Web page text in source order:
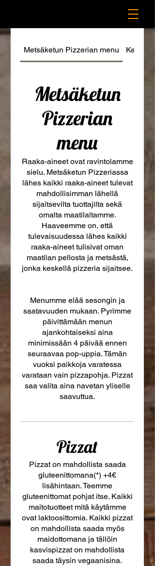
Metsäketun Pizzerian menu
Metsäketun
Pizzerian
menu
Raaka-aineet ovat ravintolamme
sielu. Metsäketun Pizzeriassa
lähes kaikki raaka-aineet tulevat
mahdollisimman lähellä
sijaitsevilta tuottajilta sekä
omalta maatilaltamme.
Haaveemme on, että
tulevaisuudessa lähes kaikki
raaka-aineet tulisivat oman
maatilan pellosta ja metsästä,
jonka keskellä pizzeria sijaitsee.
Menumme elää sesongin ja
saatavuuden mukaan. Pyrimme
päivittämään menun
ajankohtaiseksi aina
minimissään 4 päivää ennen
seuraavaa pop-uppia. Tämän
vuoksi paikkoja varatessa
varataan vain pizzapohja. Pizzat
saa valita aina navetan yliselle
saavuttua.
Pizzat
Pizzat on mahdollista saada
gluteenittomana(*) +4€
lisähintaan. Teemme
gluteenittomat pohjat itse. Kaikki
maitotuotteet mitä käytämme
ovat laktoosittomia. Kaikki pizzat
on mahdollista saada myös
maidottomana ja tällöin
kasvispizzat on mahdollista
saada täysin vegaanisina.